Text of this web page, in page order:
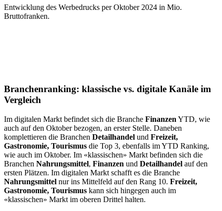
Entwicklung des Werbedrucks per Oktober 2024 in Mio.
Bruttofranken.
Branchenranking: klassische vs. digitale Kanäle im
Vergleich
Im digitalen Markt befindet sich die Branche Finanzen YTD, wie
auch auf den Oktober bezogen, an erster Stelle. Daneben
komplettieren die Branchen Detailhandel und Freizeit,
Gastronomie, Tourismus die Top 3, ebenfalls im YTD Ranking,
wie auch im Oktober. Im «klassischen» Markt befinden sich die
Branchen Nahrungsmittel, Finanzen und Detailhandel auf den
ersten Plätzen. Im digitalen Markt schafft es die Branche
Nahrungsmittel nur ins Mittelfeld auf den Rang 10. Freizeit,
Gastronomie, Tourismus kann sich hingegen auch im
«klassischen» Markt im oberen Drittel halten.